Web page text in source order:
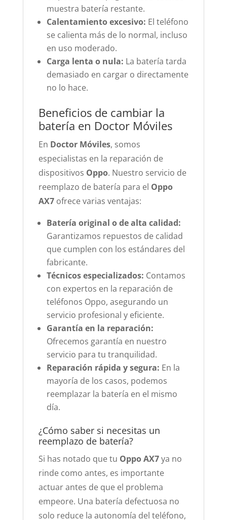
muestra batería restante.
Calentamiento excesivo: El teléfono
se calienta más de lo normal, incluso
en uso moderado.
Carga lenta o nula: La batería tarda
demasiado en cargar o directamente
no lo hace.
Beneficios de cambiar la
batería en Doctor Móviles
En Doctor Móviles, somos
especialistas en la reparación de
dispositivos Oppo. Nuestro servicio de
reemplazo de batería para el Oppo
AX7ofrece varias ventajas:
Batería original o de alta calidad:
Garantizamos repuestos de calidad
que cumplen con los estándares del
fabricante.
Técnicos especializados: Contamos
con expertos en la reparación de
teléfonos Oppo, asegurando un
servicio profesional y eficiente.
Garantía en la reparación:
Ofrecemos garantía en nuestro
servicio para tu tranquilidad.
Reparación rápida y segura: En la
mayoría de los casos, podemos
reemplazar la batería en el mismo
día.
¿Cómo saber si necesitas un
reemplazo de batería?
Si has notado que tu Oppo AX7ya no
rinde como antes, es importante
actuar antes de que el problema
empeore. Una batería defectuosa no
solo reduce la autonomía del teléfono,